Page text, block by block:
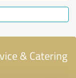
& Catering